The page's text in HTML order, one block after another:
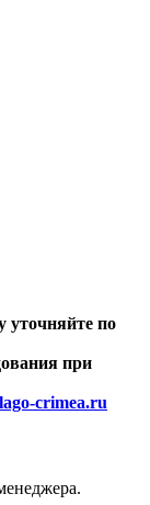
уточняйте по
при
crimea.ru